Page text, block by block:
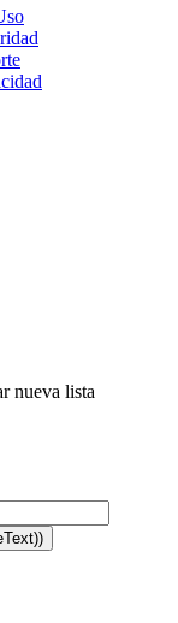
nueva lista